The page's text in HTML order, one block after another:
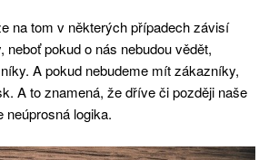
na tom v některých případech závisí
pokud o nás nebudou vědět,
A pokud nebudeme mít zákazníky,
A to znamená, že dříve či později naše
neúprosná logika.